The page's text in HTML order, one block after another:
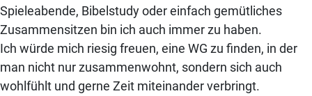
Spieleabende, Bibelstudy oder einfach gemütliches
Zusammensitzen bin ich auch immer zu haben.
Ich würde mich riesig freuen, eine WG zu finden, in der
man nicht nur zusammenwohnt, sondern sich auch
wohlfühlt und gerne Zeit miteinander verbringt.